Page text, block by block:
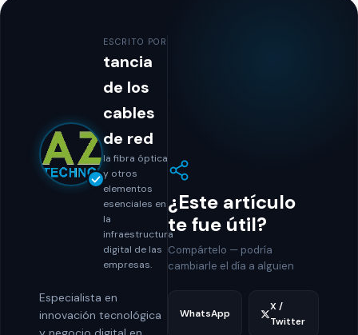
ESCRITO POR
tancia
de los
cables
de red
la fibra óptica
y otros
elementos
esenciales en
la
infraestructura
digital de las
empresas.
Especialista en
innovación tecnológica
¿Este artículo
te fue útil?
Compártelo — podría
cambiarle el día a alguien
WhatsApp
X /
Twitter